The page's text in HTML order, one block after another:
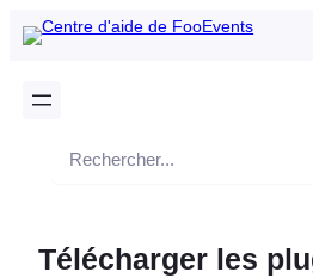
Recherche
Télécharger les